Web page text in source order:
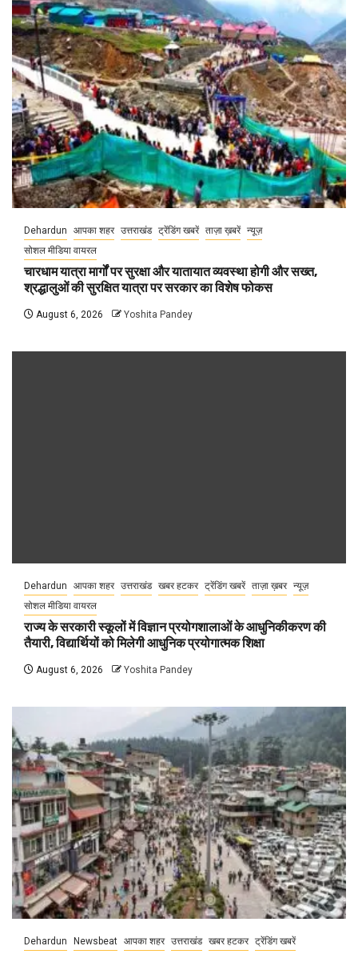
Dehardun आपका शहर उत्तराखंड ट्रेंडिंग खबरें ताज़ा ख़बरें न्यूज़
सोशल मीडिया वायरल
चारधाम यात्रा मार्गों पर सुरक्षा और यातायात व्यवस्था होगी और सख्त,
श्रद्धालुओं की सुरक्षित यात्रा पर सरकार का विशेष फोकस
August 6, 2026 Yoshita Pandey
Dehardun आपका शहर उत्तराखंड खबर हटकर ट्रेंडिंग खबरें ताज़ा ख़बर न्यूज़
सोशल मीडिया वायरल
राज्य के सरकारी स्कूलों में विज्ञान प्रयोगशालाओं के आधुनिकीकरण की
तैयारी, विद्यार्थियों को मिलेगी आधुनिक प्रयोगात्मक शिक्षा
August 6, 2026 Yoshita Pandey
Dehardun Newsbeat आपका शहर उत्तराखंड खबर हटकर ट्रेंडिंग खबरें